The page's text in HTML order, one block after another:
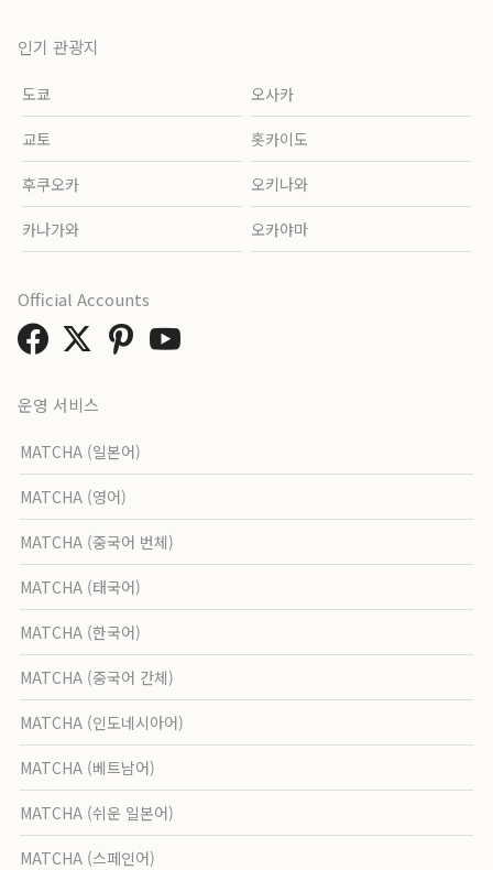
인기 관광지
도쿄 오사카
교토 홋카이도
후쿠오카 오키나와
카나가와 오카야마
운영 서비스
MATCHA (일본어)
MATCHA (영어)
MATCHA (중국어 번체)
MATCHA (태국어)
MATCHA (한국어)
MATCHA (중국어 간체)
MATCHA (인도네시아어)
MATCHA (베트남어)
MATCHA (쉬운 일본어)
MATCHA (스페인어)
Official Accounts